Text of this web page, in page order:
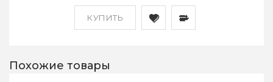
КУПИТЬ
Похожие товары